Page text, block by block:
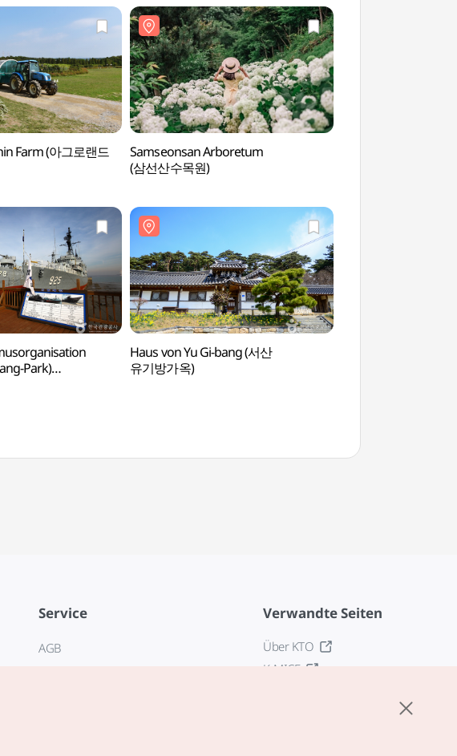
Farm (아그로랜드
Samseonsan Arboretum
(삼선산수목원)
Park)
Haus von Yu Gi-bang (서산
유기방가옥)
Service
AGB
Verwandte Seiten
Über KTO
K-MICE